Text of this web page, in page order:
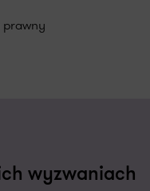
prawny
wyzwaniach